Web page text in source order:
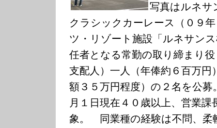
写真はルネサ
クラシックカーレース（０９
ツ・リゾート施設「ルネサン
任者となる常勤の取り締まり
支配人）一人（年俸約６百万円
額３５万円程度）の２名を公
月１日現在４０歳以上、営業課
象。 同業種の経験は不問、柔